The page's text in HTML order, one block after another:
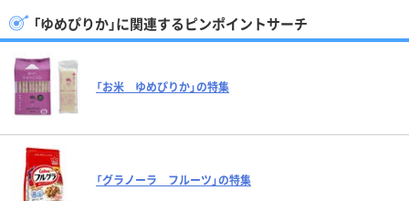
「ゆめぴりか」に関連するピンポイントサーチ
「お米 ゆめぴりか」の特集
「グラノーラ フルーツ」の特集